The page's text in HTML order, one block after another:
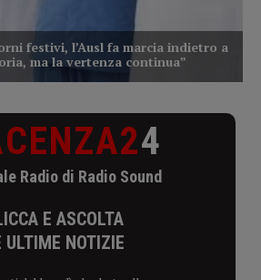
4
Radio di Radio Sound
E ASCOLTA
ULTIME NOTIZIE